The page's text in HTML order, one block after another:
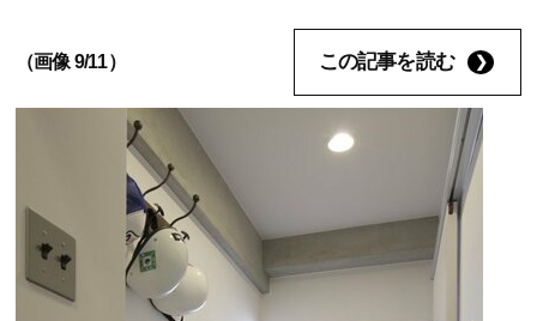
（画像 9/11） この記事を読む